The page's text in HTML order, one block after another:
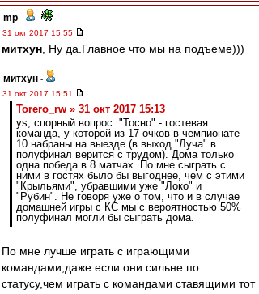
mp -
31 окт 2017 15:55
митхун , Ну да.Главное что мы на подъеме)))
митхун -
31 окт 2017 15:51
Torero_rw » 31 окт 2017 15:13
ys, спорный вопрос. "Тосно" - гостевая
команда, у которой из 17 очков в чемпионате
10 набраны на выезде (в выход "Луча" в
полуфинал верится с трудом). Дома только
одна победа в 8 матчах. По мне сыграть с
ними в гостях было бы выгоднее, чем с этими
"Крыльями", убравшими уже "Локо" и
"Рубин". Не говоря уже о том, что и в случае
домашней игры с КС мы с вероятностью 50%
полуфинал могли бы сыграть дома.
По мне лучше играть с играющими
командами,даже если они сильне по
статусу,чем играть с командами ставящими тот